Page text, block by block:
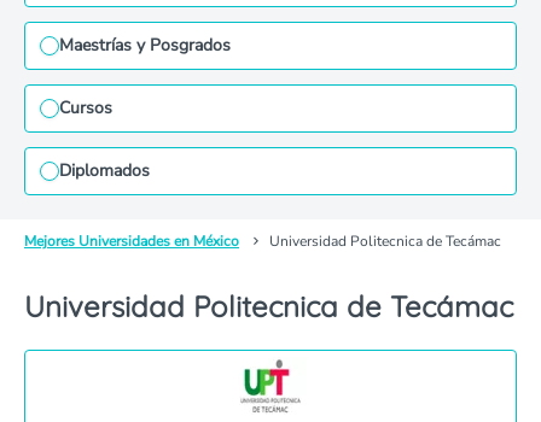
Maestrías y Posgrados
Cursos
Diplomados
Mejores Universidades en México Universidad Politecnica de Tecámac
Universidad Politecnica de Tecámac